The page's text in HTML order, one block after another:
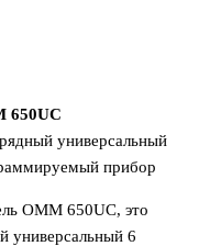
650UC
универсальный
прибор
OMM 650UC, это
универсальный 6